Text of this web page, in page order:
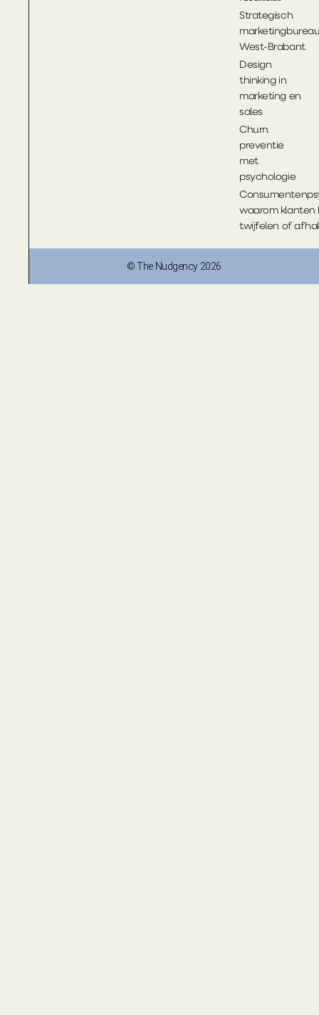
Strategisch
West-Brabant
Design
thinking in
marketing en
sales
Churn
preventie
met
psychologie
waarom klanten
twijfelen of
© The Nudgency 2026